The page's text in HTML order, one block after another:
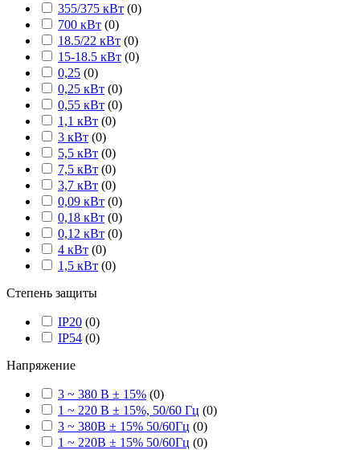
355/375 кВт (0)
700 кВт (0)
18.5/22 кВт (0)
15-18.5 кВт (0)
0,25 (0)
0,25 кВт (0)
0,55 кВт (0)
1,1 кВт (0)
3 кВт (0)
5,5 кВт (0)
7,5 кВт (0)
3,7 кВт (0)
0,09 кВт (0)
0,18 кВт (0)
0,12 кВт (0)
4 кВт (0)
1,5 кВт (0)
Степень защиты
IP20 (0)
IP54 (0)
Напряжение
3 ~ 380 В ± 15% (0)
1 ~ 220 В ± 15%, 50/60 Гц (0)
3 ~ 380В ± 15% 50/60Гц (0)
1 ~ 220В ± 15% 50/60Гц (0)